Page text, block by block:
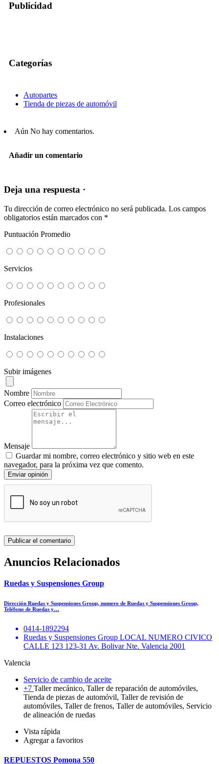
Publicidad
Categorías
Autopartes
Tienda de piezas de automóvil
Aún No hay comentarios.
Añadir un comentario
Deja una respuesta ·
Tu dirección de correo electrónico no será publicada. Los campos
obligatorios están marcados con *
Puntuación Promedio
Servicios
Profesionales
Instalaciones
Subir imágenes
Nombre
Correo electrónico
Mensaje
Guardar mi nombre, correo electrónico y sitio web en este
navegador, para la próxima vez que comento.
Enviar opinión
Anuncios Relacionados
Ruedas y Suspensiones Group
Dirección Ruedas y Suspensiones Group, numero de Ruedas y Suspensiones Group,
Teléfono de Ruedas y…
0414-1892294
Ruedas y Suspensiones Group LOCAL NUMERO CIVICO
CALLE 123 123-31 Av. Bolivar Nte. Valencia 2001
Valencia
Servicio de cambio de aceite
+7 Taller mecánico, Taller de reparación de automóviles,
Tienda de piezas de automóvil, Taller de revisión de
automóviles, Taller de frenos, Taller de automóviles, Servicio
de alineación de ruedas
Vista rápida
Agregar a favoritos
REPUESTOS Pomona 550